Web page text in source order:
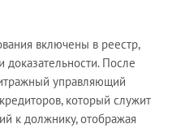
включены в реестр,
доказательности. После
управляющий
который служит
к должнику, отображая